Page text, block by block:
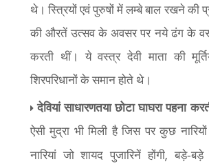
थे। स्त्रियों एवं पुरुषों में लम्बे बाल रखने की
की औरतें उत्सव के अवसर पर नये ढंग के
करती थीं। ये वस्त्र देवी माता की
शिरपरिधानों के समान होते थे।
देवियां साधारणतया छोटा घाघरा पहना
ऐसी मुद्रा भी मिली है जिस पर कुछ
नारियां जो शायद पुजारिनें होंगी, बड़े-बड़े